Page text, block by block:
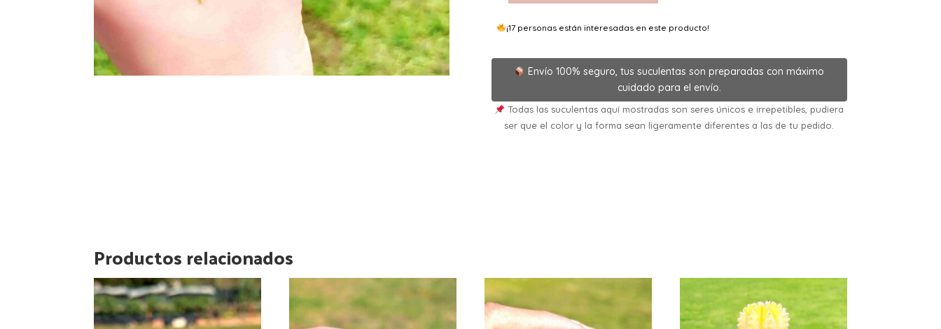
Barbetonicus
5,5 ¡17 personas están interesadas en este producto!
Envío 100% seguro, tus suculentas son preparadas con máximo
cuidado para el envío.
Todas las suculentas aquí mostradas son seres únicos e irrepetibles, pudiera
ser que el color y la forma sean ligeramente diferentes a las de tu pedido.
Productos relacionados